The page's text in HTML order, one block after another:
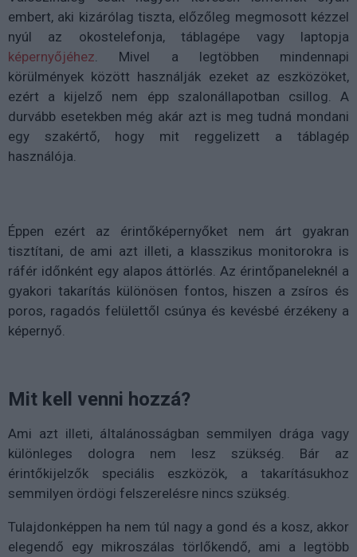
embert, aki kizárólag tiszta, előzőleg megmosott kézzel
nyúl az okostelefonja, táblagépe vagy laptopja
képernyőjéhez . Mivel a legtöbben mindennapi
körülmények között használják ezeket az eszközöket,
ezért a kijelző nem épp szalonállapotban csillog. A
durvább esetekben még akár azt is meg tudná mondani
egy szakértő, hogy mit reggelizett a táblagép
használója.
Éppen ezért az érintőképernyőket nem árt gyakran
tisztítani, de ami azt illeti, a klasszikus monitorokra is
ráfér időnként egy alapos áttörlés. Az érintőpaneleknél a
gyakori takarítás különösen fontos, hiszen a zsíros és
poros, ragadós felülettől csúnya és kevésbé érzékeny a
képernyő.
Mit kell venni hozzá?
Ami azt illeti, általánosságban semmilyen drága vagy
különleges dologra nem lesz szükség. Bár az
érintőkijelzők speciális eszközök, a takarításukhoz
semmilyen ördögi felszerelésre nincs szükség.
Tulajdonképpen ha nem túl nagy a gond és a kosz, akkor
elegendő egy mikroszálas törlőkendő, ami a legtöbb